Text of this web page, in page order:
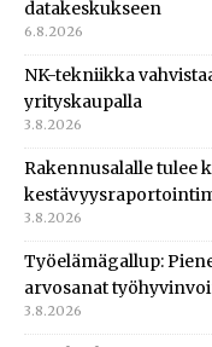
datakeskukseen
6.8.2026
NK-tekniikka
yrityskaupalla
3.8.2026
Rakennusalalle tulee
3.8.2026
Työelämägallup:
arvosanat
3.8.2026